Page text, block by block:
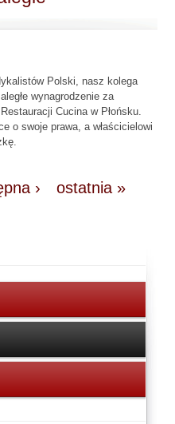
Polski, nasz kolega
wynagrodzenie za
Cucina w Płońsku.
o swoje prawa, a właścicielowi
› ostatnia »